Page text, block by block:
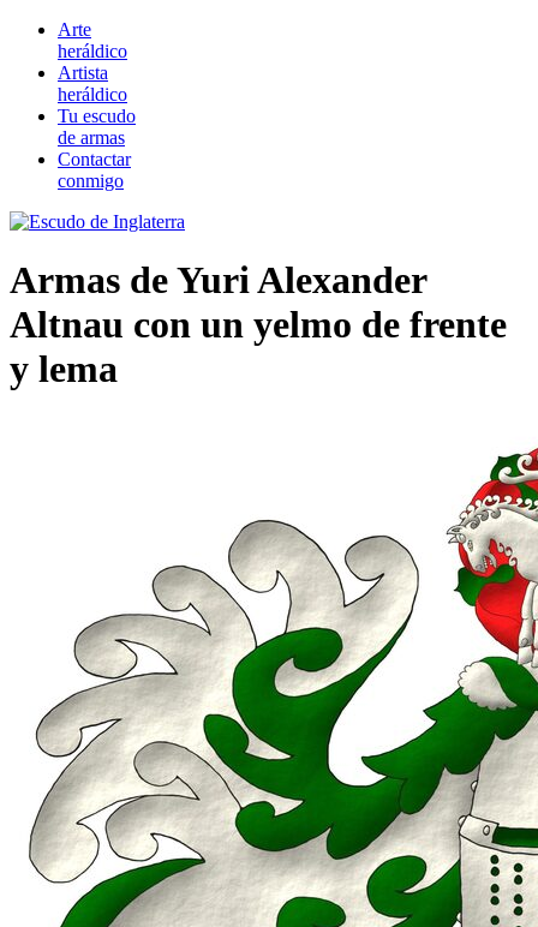
Arte
heráldico
Artista
heráldico
Tu escudo
de armas
Contactar
conmigo
Armas de Yuri Alexander
Altnau con un yelmo de frente
y lema